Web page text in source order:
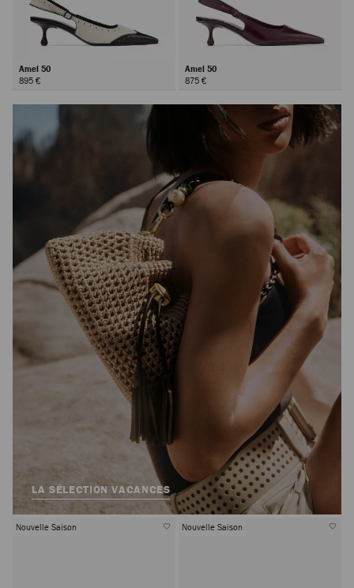
Amel 50
895 €
Amel 50
875 €
LA SÉLECTION VACANCES
Nouvelle Saison Nouvelle Saison